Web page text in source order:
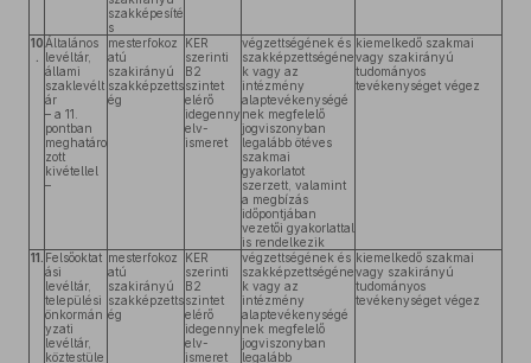
szakképesíté
s
10Általános
levéltár,
állami
szaklevélt
ár
– a 11.
pontban
meghatáro
zott
kivétellel
–
mesterfokoz
atú
szakirányú
szakképzetts
ég
KER
szerinti
B2
szintet
elérő
idegenny
elv-
ismeret
végzettségének és
szakképzettségéne
k vagy az
intézmény
alaptevékenységé
nek megfelelő
jogviszonyban
legalább ötéves
szakmai
gyakorlatot
szerzett, valamint
a megbízás
időpontjában
vezetői gyakorlattal
is rendelkezik
kiemelkedő szakmai
vagy szakirányú
tudományos
tevékenységet végez
11. Felsőoktat
ási
levéltár,
települési
önkormán
yzati
levéltár,
köztestüle
mesterfokoz
atú
szakirányú
szakképzetts
ég
KER
szerinti
B2
szintet
elérő
idegenny
elv-
ismeret
végzettségének és
szakképzettségéne
k vagy az
intézmény
alaptevékenységé
nek megfelelő
jogviszonyban
legalább
kiemelkedő szakmai
vagy szakirányú
tudományos
tevékenységet végez